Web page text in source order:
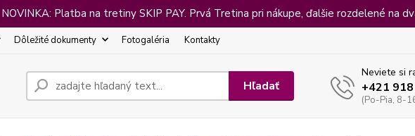
NOVINKA: Platba na tretiny SKIP PAY. Prvá Tretina pri nákupe, ďalšie rozdelené na
Dôležité dokumenty Fotogaléria Kontakty
Hľadať
Neviete si
+421
(Po-Pia, 8-